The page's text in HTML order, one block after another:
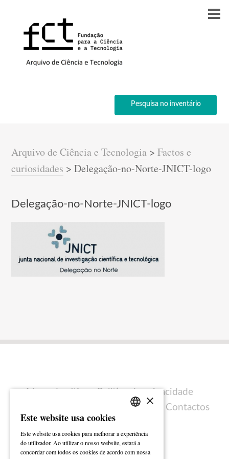
Pesquisa no inventário
Arquivo de Ciência e Tecnologia >Factos e
curiosidades >Delegação-no-Norte-JNICT-logo
Delegação-no-Norte-JNICT-logo
Mapa do sítio
Política de privacidade
Ficha técnica Contactos
ENGLISH
×
Este website usa cookies
Este website usa cookies para melhorar a experiência
do utilizador. Ao utilizar o nosso website, estará a
concordar com todos os cookies de acordo com nossa